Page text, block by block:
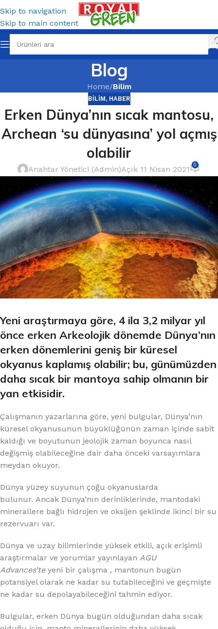
Skip to navigation
Skip to main content
Blog
Home/Bilim
BILIM, HABER
Erken Dünya’nın sıcak mantosu,
Archean ‘su dünyasına’ yol açmış
olabilir
Anahtar Yönetici (Admin)Açık 11 Nisan 2021 0
Yeni araştırmaya göre, 4 ila 3,2 milyar yıl
önce erken Arkeolojik dönemde Dünya’nın
erken dönemlerini geniş bir küresel
okyanus kaplamış olabilir; bu, günümüzden
daha sıcak bir mantoya sahip olmanın bir
yan etkisidir.
Çalışmanın yazarlarına göre, yeni bulgular, Dünya’nın
küresel okyanusunun büyüklüğünün zaman içinde sabit
kaldığı ve boyutunun jeolojik zaman boyunca nasıl
değişmiş olabileceğine dair daha önceki varsayımlara
meydan okuyor.
Dünya yüzey suyunun çoğu okyanuslarda
bulunur. Ancak Dünya’nın derinliklerinde, mantodaki
minerallere bağlı hidrojen ve oksijen şeklinde ikinci bir su
rezervuarı var.
Dünya ve uzay bilimlerinde yüksek etkili, açık erişimli
araştırmalar ve yorumlar yayınlayan AGU
Advances’teyeni bir çalışma , mantonun bugün
potansiyel olarak ne kadar su tutabileceğini ve geçmişte
ne kadar su depolayabileceğini tahmin ediyor.
Bulgular, erken Dünya bugün olduğundan daha sıcak